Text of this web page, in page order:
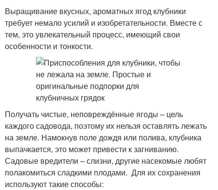
Выращивание вкусных, ароматных ягод клубники
требует немало усилий и изобретательности. Вместе с
тем, это увлекательный процесс, имеющий свои
особенности и тонкости.
Получать чистые, неповреждённые ягоды – цель
каждого садовода, поэтому их нельзя оставлять лежать
на земле. Намокнув поле дождя или полива, клубника
выпачкается, это может привести к загниванию.
Садовые вредители – слизни, другие насекомые любят
полакомиться сладкими плодами. Для их сохранения
используют такие способы: